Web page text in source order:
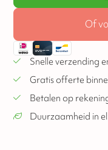
Of
Snelle verzending
Gratis offerte
Betalen op
Duurzaamheid in